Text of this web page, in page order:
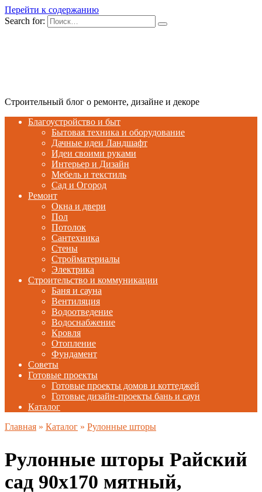
Перейти к содержанию
Search for:
Строительный блог о ремонте, дизайне и декоре
Благоустройство и быт
Бытовая техника и оборудование
Дачные идеи Ландшафт
Идеи своими руками
Интерьер и Дизайн
Мебель и текстиль
Сад и Огород
Ремонт
Окна и двери
Пол
Потолок
Сантехника
Стены
Стройматериалы
Электрика
Строительство и коммуникации
Баня и сауна
Вентиляция
Водоотведение
Водоснабжение
Кровля
Отопление
Фундамент
Советы
Готовые проекты
Готовые проекты домов и коттеджей
Готовые дизайн-проекты бань и саун
Каталог
Главная » Каталог » Рулонные шторы
Рулонные шторы Райский
сад 90х170 мятный,